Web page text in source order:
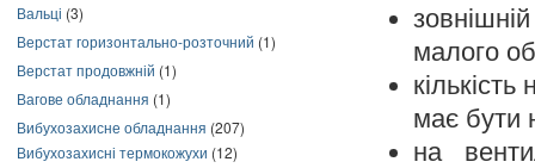
Вальці (3)
Верстат горизонтально-розточний (1)
Верстат продовжній (1)
Вагове обладнання (1)
Вибухозахисне обладнання (207)
Вибухозахисні термокожухи (12)
малого
має бути
на